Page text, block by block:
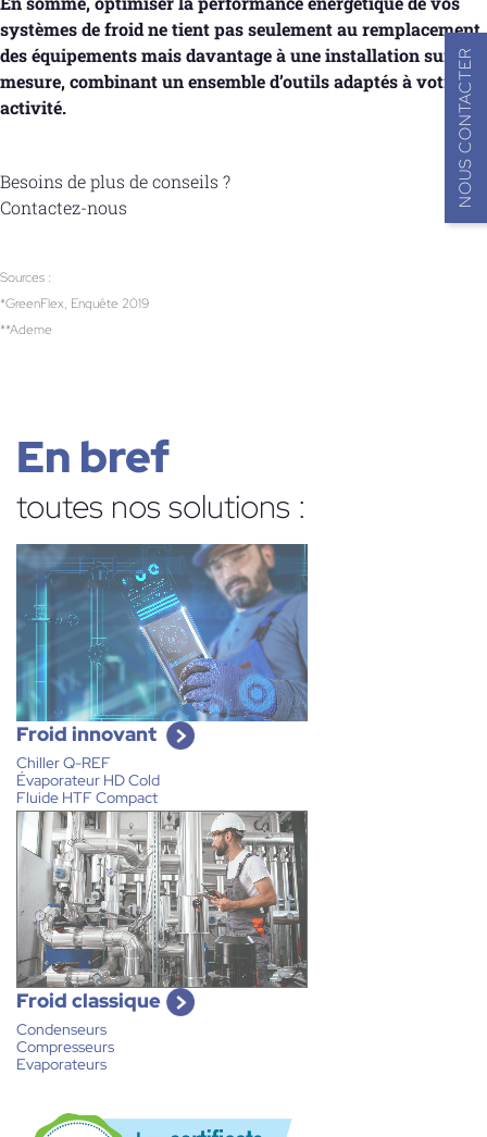
NOUS CONTACTER
systèmes de froid ne tient pas seulement au remplacement
des équipements mais davantage à une installation sur-
mesure, combinant un ensemble d’outils adaptés à votre
activité.
Besoins de plus de conseils ?
Contactez-nous
Sources :
*GreenFlex, Enquête 2019
**Ademe
En bref
toutes nos solutions :
Froid innovant
Chiller Q-REF
Évaporateur HD Cold
Fluide HTF Compact
Froid classique
Condenseurs
Compresseurs
Evaporateurs